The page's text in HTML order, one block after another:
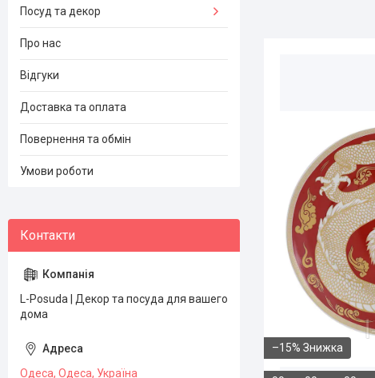
–15%
Посуд та декор
Про нас
Відгуки
Доставка та оплата
Повернення та обмін
Умови роботи
L-Posuda | Декор та посуда для вашего
дома
Одеса, Одеса, Україна